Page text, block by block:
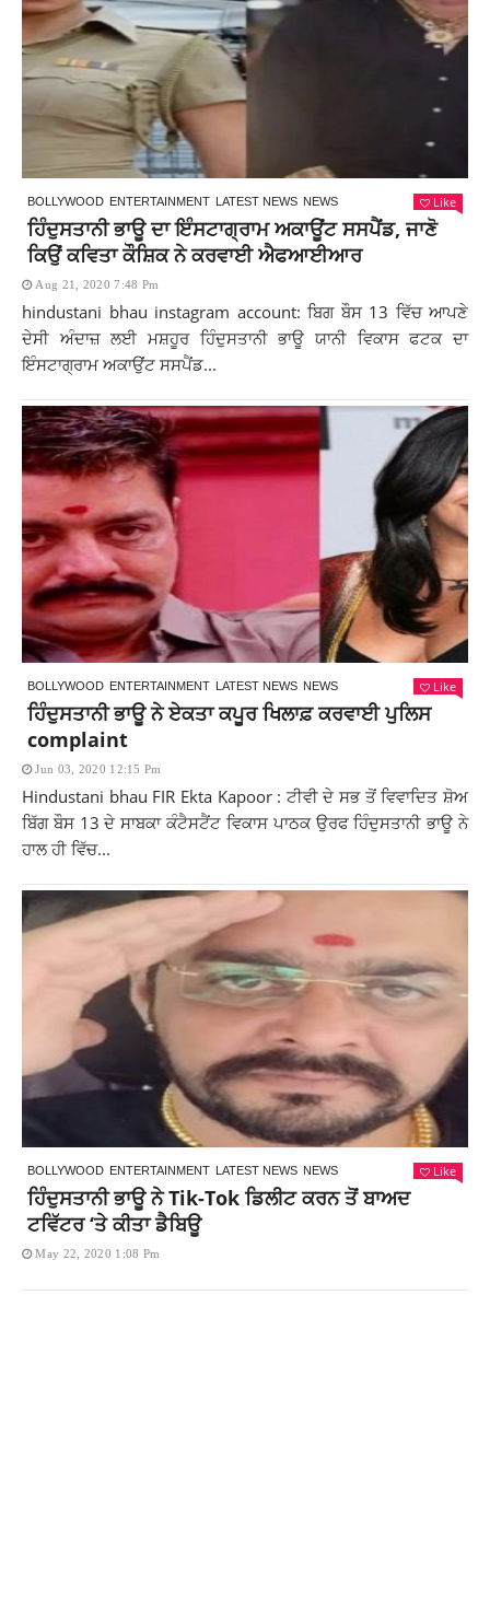
BOLLYWOOD ENTERTAINMENT LATEST NEWS NEWS Like
ਹਿੰਦੁਸਤਾਨੀ ਭਾਊ ਦਾ ਇੰਸਟਾਗ੍ਰਾਮ ਅਕਾਊਂਟ ਸਸਪੈਂਡ, ਜਾਣੋ
ਕਿਉਂ ਕਵਿਤਾ ਕੌਸ਼ਿਕ ਨੇ ਕਰਵਾਈ ਐਫਆਈਆਰ
Aug 21, 2020 7:48 Pm
hindustani bhau instagram account: ਬਿਗ ਬੌਸ 13 ਵਿੱਚ ਆਪਣੇ
ਦੇਸੀ ਅੰਦਾਜ਼ ਲਈ ਮਸ਼ਹੂਰ ਹਿੰਦੁਸਤਾਨੀ ਭਾਊ ਯਾਨੀ ਵਿਕਾਸ ਫਟਕ ਦਾ
ਇੰਸਟਾਗ੍ਰਾਮ ਅਕਾਉਂਟ ਸਸਪੈਂਡ...
BOLLYWOOD ENTERTAINMENT LATEST NEWS NEWS Like
ਹਿੰਦੁਸਤਾਨੀ ਭਾਊ ਨੇ ਏਕਤਾ ਕਪੂਰ ਖਿਲਾਫ਼ ਕਰਵਾਈ ਪੁਲਿਸ
complaint
Jun 03, 2020 12:15 Pm
Hindustani bhau FIR Ekta Kapoor : ਟੀਵੀ ਦੇ ਸਭ ਤੋਂ ਵਿਵਾਦਿਤ ਸ਼ੋਅ
ਬਿੱਗ ਬੌਸ 13 ਦੇ ਸਾਬਕਾ ਕੰਟੈਸਟੈਂਟ ਵਿਕਾਸ ਪਾਠਕ ਉਰਫ ਹਿੰਦੁਸਤਾਨੀ ਭਾਊ ਨੇ
ਹਾਲ ਹੀ ਵਿੱਚ...
BOLLYWOOD ENTERTAINMENT LATEST NEWS NEWS Like
ਹਿੰਦੁਸਤਾਨੀ ਭਾਊ ਨੇ Tik-Tok ਡਿਲੀਟ ਕਰਨ ਤੋਂ ਬਾਅਦ
ਟਵਿੱਟਰ ‘ਤੇ ਕੀਤਾ ਡੈਬਿਊ
May 22, 2020 1:08 Pm